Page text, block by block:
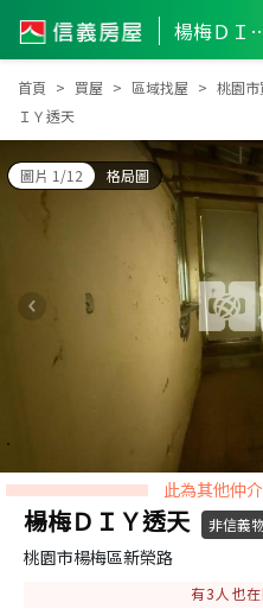
楊梅
首頁 買屋 區域找屋 桃園市
ＩＹ透天
圖片 1/12 格局圖
此為其他仲
楊梅ＤＩＹ透天 非信義
桃園市楊梅區新榮路
有3 人也